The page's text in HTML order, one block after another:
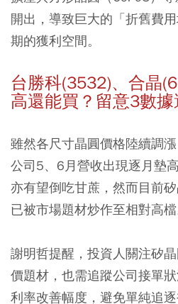
開出，導致巨大的「折舊費
期的獲利空間。
台勝科(3532)、合晶
高還能買？留意3數
雖然各尺寸晶圓價格陸續調
公司5、6月營收出現逐月墊
亦有望倒吃甘蔗， 然而目前
已被市場題材炒作至相對高檔
謝明哲提醒，投資人關注矽
價題材，也需追蹤公司接單
利率改善幅度，避免單純追逐